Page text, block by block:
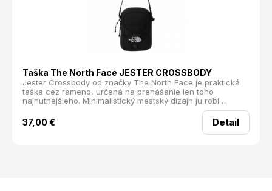
Taška The North Face JESTER CROSSBODY
Jester Crossbody od značky The North Face je praktická
taška cez rameno, určená na prenášanie len toho
najnutnejšieho. Minimalistický mestský dizajn ju robí
ideálnou na každodenné nosenie, pri ceste do práce, do
mesta alebo na výlety.
37,00 € Detail